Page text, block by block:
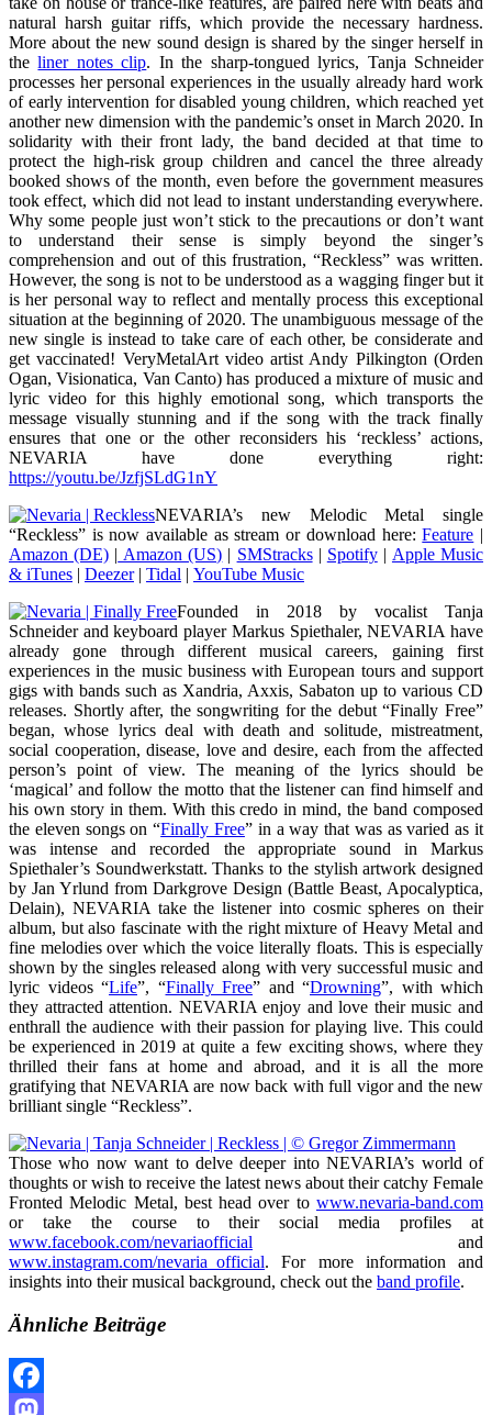
natural harsh guitar riffs, which provide the necessary hardness.
More about the new sound design is shared by the singer herself in
theliner notes clip. In the sharp-tongued lyrics, Tanja Schneider
processes her personal experiences in the usually already hard work
of early intervention for disabled young children, which reached yet
another new dimension with the pandemic’s onset in March 2020. In
solidarity with their front lady, the band decided at that time to
protect the high-risk group children and cancel the three already
booked shows of the month, even before the government measures
took effect, which did not lead to instant understanding everywhere.
Why some people just won’t stick to the precautions or don’t want
to understand their sense is simply beyond the singer’s
comprehension and out of this frustration, “Reckless” was written.
However, the song is not to be understood as a wagging finger but it
is her personal way to reflect and mentally process this exceptional
situation at the beginning of 2020. The unambiguous message of the
new single is instead to take care of each other, be considerate and
get vaccinated! VeryMetalArt video artist Andy Pilkington (Orden
Ogan, Visionatica, Van Canto) has produced a mixture of music and
lyric video for this highly emotional song, which transports the
message visually stunning and if the song with the track finally
ensures that one or the other reconsiders his ‘reckless’ actions,
NEVARIA have done everything right:
https://youtu.be/JzfjSLdG1nY
NEVARIA’s new Melodic Metal single
“Reckless” is now available as stream or download here:Feature |
Amazon (DE) | Amazon (US) | SMStracks| Spotify| Apple Music
& iTunes | Deezer| Tidal | YouTube Music
Founded in 2018 by vocalist Tanja
Schneider and keyboard player Markus Spiethaler, NEVARIA have
already gone through different musical careers, gaining first
experiences in the music business with European tours and support
gigs with bands such as Xandria, Axxis, Sabaton up to various CD
releases. Shortly after, the songwriting for the debut “Finally Free”
began, whose lyrics deal with death and solitude, mistreatment,
social cooperation, disease, love and desire, each from the affected
person’s point of view. The meaning of the lyrics should be
‘magical’ and follow the motto that the listener can find himself and
his own story in them. With this credo in mind, the band composed
the eleven songs on “Finally Free” in a way that was as varied as it
was intense and recorded the appropriate sound in Markus
Spiethaler’s Soundwerkstatt. Thanks to the stylish artwork designed
by Jan Yrlund from Darkgrove Design (Battle Beast, Apocalyptica,
Delain), NEVARIA take the listener into cosmic spheres on their
album, but also fascinate with the right mixture of Heavy Metal and
fine melodies over which the voice literally floats. This is especially
shown by the singles released along with very successful music and
lyric videos “Life”, “Finally Free” and “Drowning”, with which
they attracted attention. NEVARIA enjoy and love their music and
enthrall the audience with their passion for playing live. This could
be experienced in 2019 at quite a few exciting shows, where they
thrilled their fans at home and abroad, and it is all the more
gratifying that NEVARIA are now back with full vigor and the new
brilliant single “Reckless”.
Those who now want to delve deeper into NEVARIA’s world of
thoughts or wish to receive the latest news about their catchy Female
Fronted Melodic Metal, best head over to www.nevaria-band.com
or take the course to their social media profiles at
www.facebook.com/nevariaofficial and
www.instagram.com/nevaria_official. For more information and
insights into their musical background, check out the band profile.
Ähnliche Beiträge
Facebook